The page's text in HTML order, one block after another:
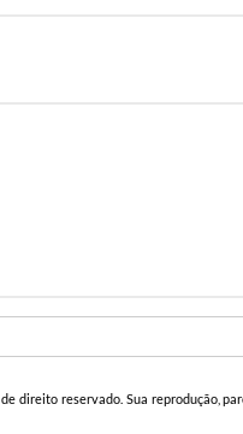
direito reservado. Sua reprodução,